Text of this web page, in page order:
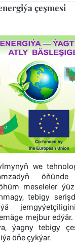
çeşmesi
we
meseleler
tebigy
mejbur
ýagny tebigy
öňe çykýar.